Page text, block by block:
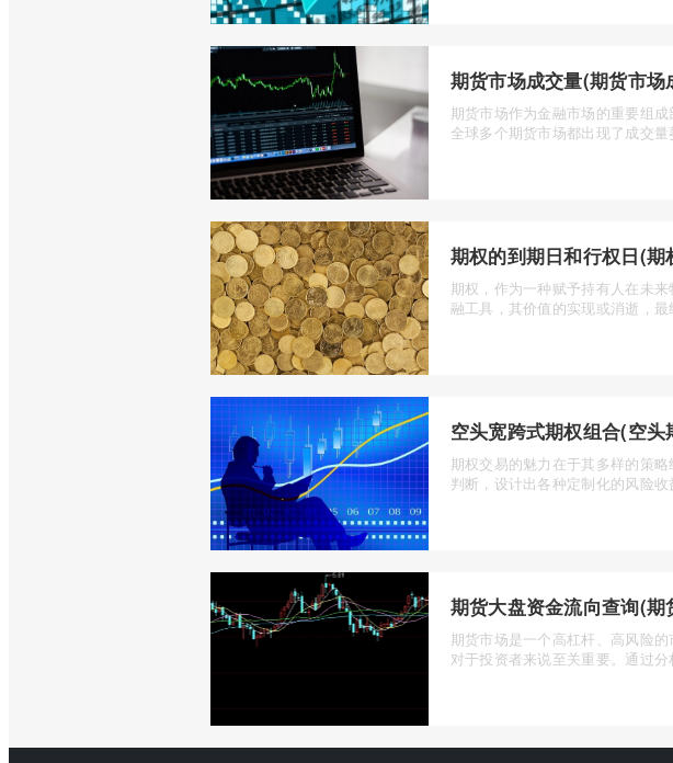
期货市场成交量(期货市场
期货市场作为金融市场的重要组
全球多个期货市场都出现了成交量
期权的到期日和行权日(
期权，作为一种赋予持有人在未
融工具，其价值的实现或消逝，最
空头宽跨式期权组合(空头
期权交易的魅力在于其多样的策
判断，设计出各种定制化的风险收
期货大盘资金流向查询(期
期货市场是一个高杠杆、高风险
对于投资者来说至关重要。通过分